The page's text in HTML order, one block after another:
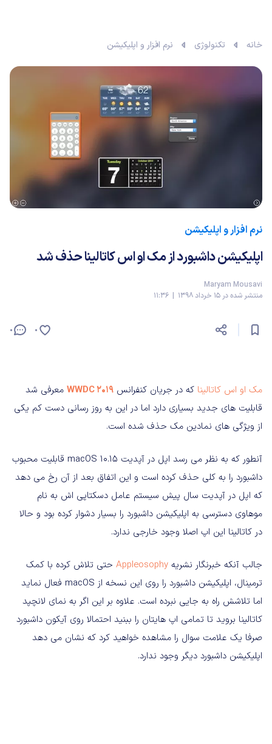
خانه تکنولوژی نرم افزار و اپلیکیشن
نرم افزار و اپلیکیشن
اپلیکیشن داشبورد از مک او اس کاتالینا حذف شد
Maryam Mousavi
منتشر شده در 15 خرداد 1398 | 11:36
0 0
مک او اس کاتالینا که در جریان کنفرانس WWDC 2019 معرفی شد
قابلیت های جدید بسیاری دارد اما در این به روز رسانی دست کم یکی
از ویژگی های نمادین مک حذف شده است.
آنطور که به نظر می رسد اپل در آپدیت macOS 10.15 قابلیت محبوب
داشبورد را به کلی حذف کرده است و این اتفاق بعد از آن رخ می دهد
که اپل در آپدیت سال پیش سیستم عامل دسکتاپی اش به نام
موهاوی دسترسی به اپلیکیشن داشبورد را بسیار دشوار کرده بود و حالا
در کاتالینا این اپ اصلا وجود خارجی ندارد.
جالب آنکه خبرنگار نشریه Appleosophy حتی تلاش کرده با کمک
ترمینال، اپلیکیشن داشبورد را روی این نسخه از macOS فعال نماید
اما تلاشش راه به جایی نبرده است. علاوه بر این اگر به نمای لانچپد
کاتالینا بروید تا تمامی اپ هایتان را ببنید احتمالا روی آیکون داشبورد
صرفا یک علامت سوال را مشاهده خواهید کرد که نشان می دهد
اپلیکیشن داشبورد دیگر وجود ندارد.